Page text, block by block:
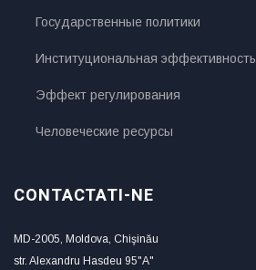
Государственные политики
Институциональная эффективность
Эффект регулирования
Человеческие ресурсы
CONTACTATI-NE
MD-2005, Moldova, Chişinău
str. Alexandru Hasdeu 95"A"